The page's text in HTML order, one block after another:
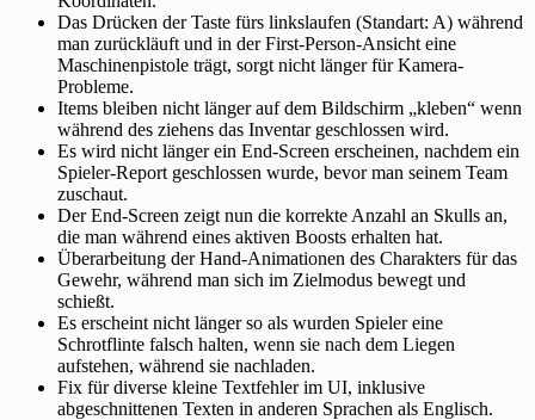
Das Drücken der Taste fürs linkslaufen (Standart: A) während
man zurückläuft und in der First-Person-Ansicht eine
Maschinenpistole trägt, sorgt nicht länger für Kamera-
Probleme.
Items bleiben nicht länger auf dem Bildschirm „kleben“ wenn
während des ziehens das Inventar geschlossen wird.
Es wird nicht länger ein End-Screen erscheinen, nachdem ein
Spieler-Report geschlossen wurde, bevor man seinem Team
zuschaut.
Der End-Screen zeigt nun die korrekte Anzahl an Skulls an,
die man während eines aktiven Boosts erhalten hat.
Überarbeitung der Hand-Animationen des Charakters für das
Gewehr, während man sich im Zielmodus bewegt und
schießt.
Es erscheint nicht länger so als wurden Spieler eine
Schrotflinte falsch halten, wenn sie nach dem Liegen
aufstehen, während sie nachladen.
Fix für diverse kleine Textfehler im UI, inklusive
abgeschnittenen Texten in anderen Sprachen als Englisch.